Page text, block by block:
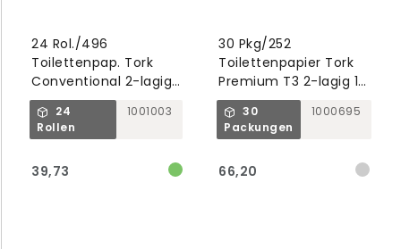
24 Rol./496
Toilettenpap. Tork
Conventional 2-lagig
70 m x 10 cm T4
Advanced
24
Rollen
1001003
39,73
30 Pkg/252
Toilettenpapier Tork
Premium T3 2-lagig 19
x 11 cm weiß gefaltet
weich
30
Packungen
1000695
66,20